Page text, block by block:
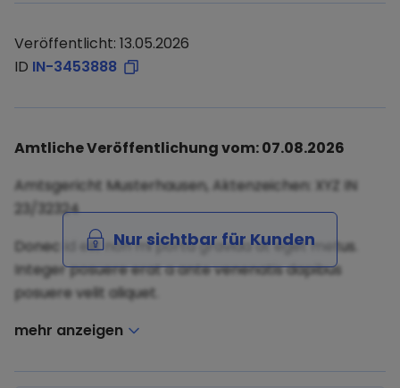
Veröffentlicht: 13.05.2026
ID IN-3453888
Amtliche Veröffentlichung vom: 07.08.2026
Amtsgericht Musterhausen, Aktenzeichen: XYZ IN
23/32324
Donec id elit non mi porta gravida at eget metus.
Integer posuere erat a ante venenatis dapibus
posuere velit aliquet.
Nur sichtbar für Kunden
mehr anzeigen